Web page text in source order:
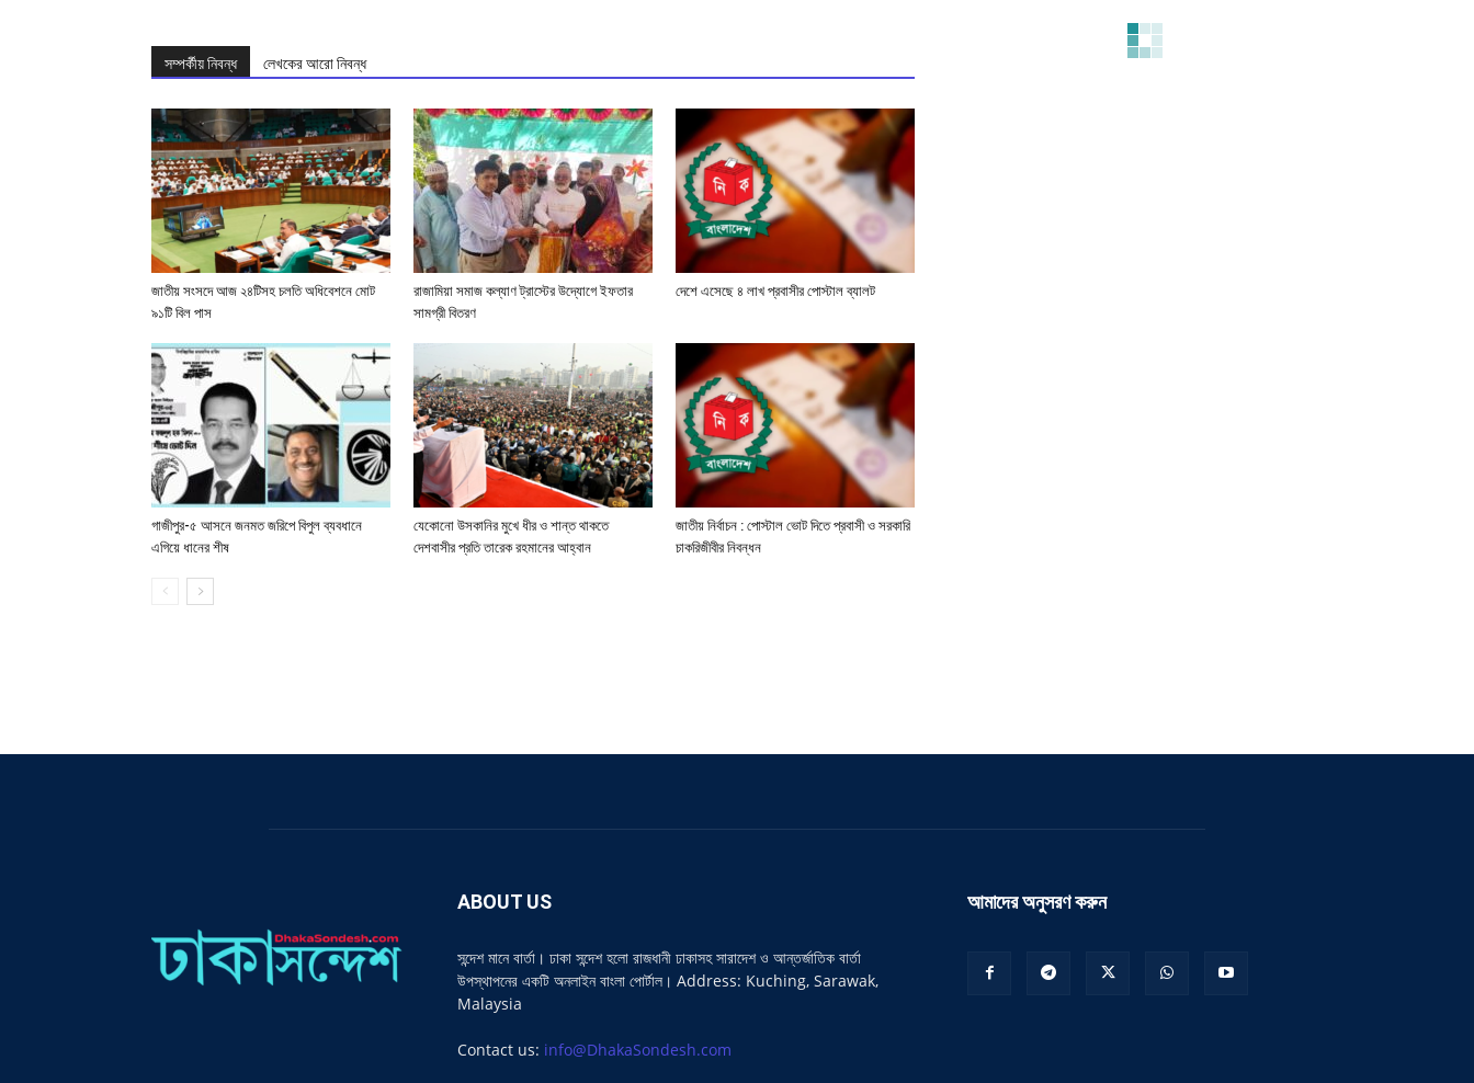
সম্পর্কীয় নিবন্ধ লেখকের আরো নিবন্ধ
জাতীয় সংসদে আজ ২৪টিসহ চলতি অধিবেশনে মোট
৯১টি বিল পাস
রাজামিয়া সমাজ কল্যাণ ট্রাস্টের উদ্যোগে ইফতার
সামগ্রী বিতরণ
দেশে এসেছে ৪ লাখ প্রবাসীর পোস্টাল ব্যালট
গাজীপুর-৫ আসনে জনমত জরিপে বিপুল ব্যবধানে
এগিয়ে ধানের শীষ
যেকোনো উসকানির মুখে ধীর ও শান্ত থাকতে
দেশবাসীর প্রতি তারেক রহমানের আহ্বান
জাতীয় নির্বাচন : পোস্টাল ভোট দিতে প্রবাসী ও সরকারি
চাকরিজীবীর নিবন্ধন
ABOUT US
সন্দেশ মানে বার্তা। ঢাকা সন্দেশ হলো রাজধানী ঢাকাসহ সারাদেশ ও আন্তর্জাতিক বার্তা
উপস্থাপনের একটি অনলাইন বাংলা পোর্টাল। Address: Kuching, Sarawak,
Malaysia
Contact us: info@DhakaSondesh.com
আমাদের অনুসরণ করুন